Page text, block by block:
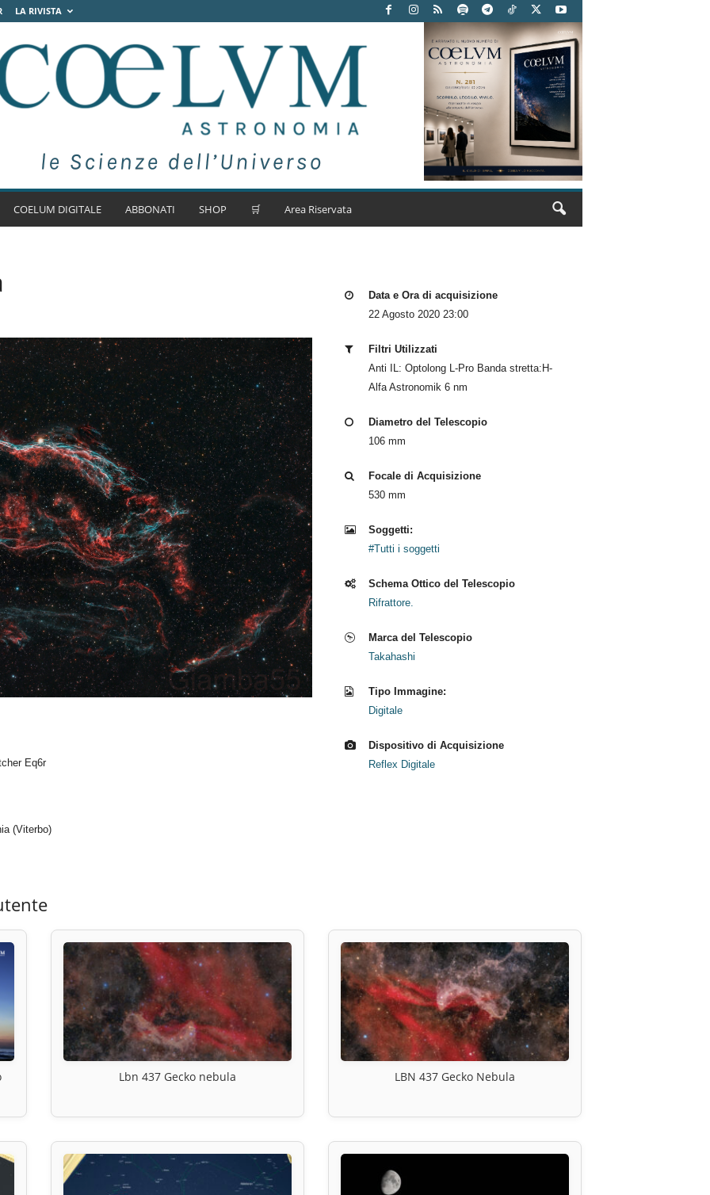
LA RIVISTA
COELUM DIGITALE ABBONATI SHOP 🛒 Area Riservata
Eq6r
(Viterbo)
Data e Ora di acquisizione
22 Agosto 2020 23:00
Filtri Utilizzati
Anti IL: Optolong L-Pro Banda stretta:H-
Alfa Astronomik 6 nm
Diametro del Telescopio
106 mm
Focale di Acquisizione
530 mm
Soggetti:
#Tutti i soggetti
Schema Ottico del Telescopio
Rifrattore.
Marca del Telescopio
Takahashi
Tipo Immagine:
Digitale
Dispositivo di Acquisizione
Reflex Digitale
Lbn 437 Gecko nebula LBN 437 Gecko Nebula